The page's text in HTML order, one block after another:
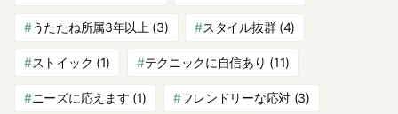
うたたね所属3年以上 (3) スタイル抜群(4)
ストイック (1) テクニックに自信あり (11)
ニーズに応えます (1) フレンドリーな応対(3)